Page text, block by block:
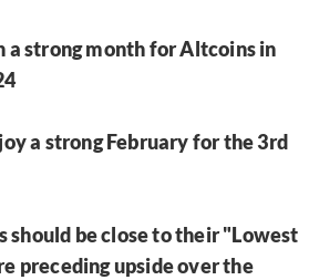
a strong month for Altcoins in
a strong February for the 3rd
should be close to their "Lowest
preceding upside over the